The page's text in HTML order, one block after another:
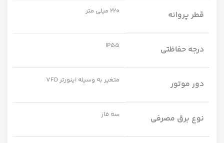
قطر پروانه 220 میلی متر
درجه حفاظتی IP55
دور موتور متغیر به وسیله اینورتر VFD
نوع برق مصرفی سه فاز